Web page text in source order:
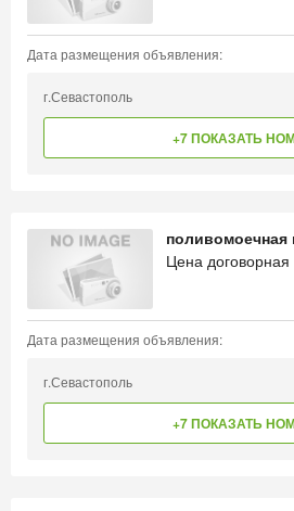
Дата размещения объявления:
г.Севастополь
+7 ПОКАЗАТЬ
Цена договорная
Дата размещения объявления:
г.Севастополь
+7 ПОКАЗАТЬ